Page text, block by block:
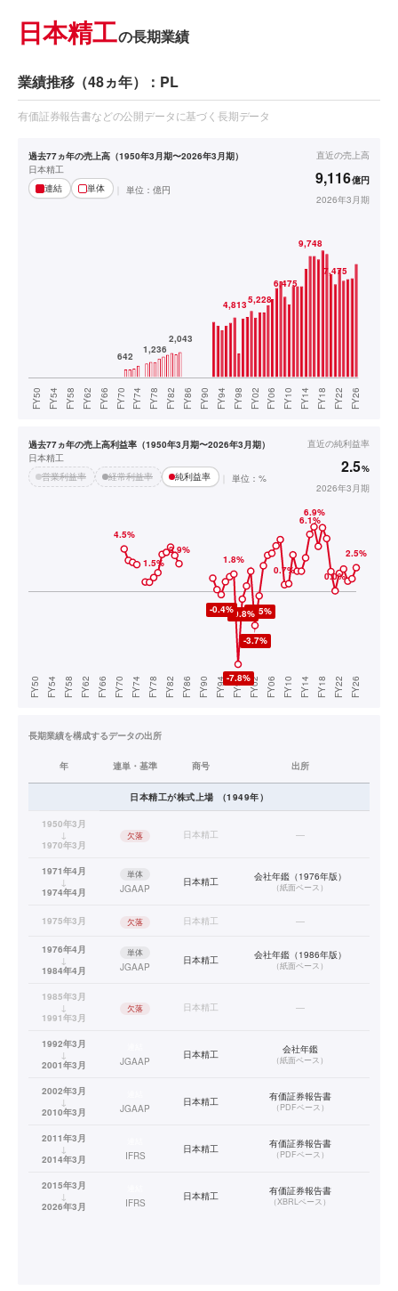
日本精工の長期業績
業績推移（48ヵ年）：PL
有価証券報告書などの公開データに基づく長期データ
過去77ヵ年の売上高（1950年3月期〜2026年3月期）
日本精工
連結
単体 単位： 億円
直近の売上高
9,116億円
2026年3月期
過去77ヵ年の売上高利益率（1950年3月期〜2026年3月期）
日本精工
営業利益率
経常利益率 純利益率 単位：%
直近の純利益率
2.5%
2026年3月期
長期業績を構成するデータの出所
年 連単・基準 商号 出所
日本精工が株式上場 （1949年）
1950年3月
↓
1970年3月
欠落 日本精工 —
1971年4月
↓
1974年4月
単体
JGAAP
日本精工 会社年鑑（1976年版）
（紙面ベース）
1975年3月 欠落 日本精工 —
1976年4月
↓
1984年4月
単体
JGAAP
日本精工 会社年鑑（1986年版）
（紙面ベース）
1985年3月
↓
1991年3月
欠落 日本精工 —
1992年3月
↓
2001年3月
JGAAP
日本精工 会社年鑑
（紙面ベース）
2002年3月
↓
2010年3月
JGAAP
日本精工 有価証券報告書
（PDFベース）
2011年3月
↓
2014年3月
IFRS
日本精工 有価証券報告書
（PDFベース）
2015年3月
↓
2026年3月
IFRS
日本精工 有価証券報告書
（XBRLベース）